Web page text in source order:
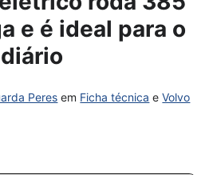
e é ideal para o
Peres em Ficha técnica eVolvo